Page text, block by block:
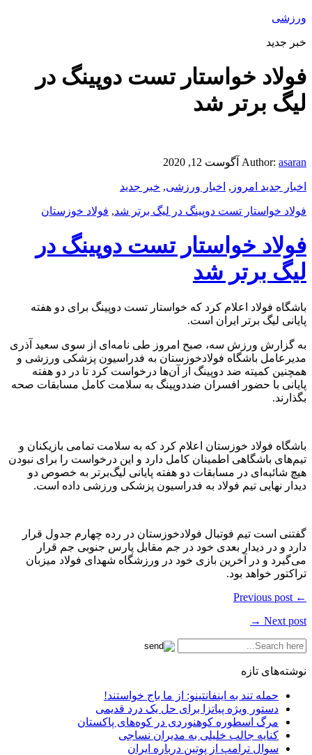
ورزشی
خبر جدید
فولاد خواستار تست دوپینگ در
لیگ برتر شد
Author: asaran آگوست 12, 2020
اخبار جدید امروز , اخبار ورزشی, خبر جدید
فولاد خواستار تست دوپینگ در لیگ برتر شد, فولاد خوزستان
فولاد خواستار تست دوپینگ در
لیگ برتر شد
باشگاه فولاد اعلام کرد که خواستار تست دوپینگ برای دو هفته
پایانی لیگ برتر ایران است.
به گزارش ورزش سه، صبح امروز طی نامه‌ای از سوی سعید آذری
مدیرعامل باشگاه فولادخوزستان به فدراسیون پزشکی ورزشی و
همچنین کمیته ضد دوپینگ از آن‌ها درخواست کرد تا در دو هفته
پایانی با حضور افسران ضددوپینگ به سلامت کامل مسابقات صحه
بگذارند.
باشگاه فولاد خوزستان اعلام کرد که به سلامت تمامی بازیکنان و
تیم‌های باشگاهی اطمینان کامل دارد و این درخواست را برای نبودن
هیچ شائبه‌ای در مسابقات دو هفته پایانی لیگ‌برتر به خصوص دو
دیدار نهایی تیم فولاد به فدراسیون پزشکی ورزشی داده است.
گفتنی است تیم فوتبال فولادخوزستان در رده چهارم جدول قرار
دارد و در دیدار بعدی خود در جم مقابل پارس جنوبی جم قرار
می‌گیرد و در آخرین بازی خود در ورزشگاه شهدای فولاد میزبان
تراکتور خواهد بود.
← Previous post
Next post →
نوشته‌های تازه
حمله تند به اینفانتینو: از ما باج خواستند!
دستور ویژه پیاتزا برای حل یک درد قدیمی
مرگ اسطوره کوهنوردی در کوه‌های پاکستان
کنایه جالب خلیلی به مدیران نساجی
سوال ترامپ از پوتین درباره ایران